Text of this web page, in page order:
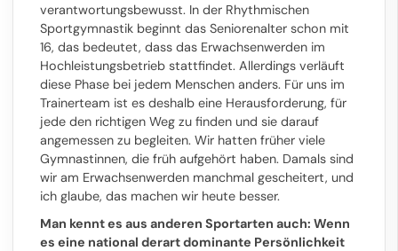
verantwortungsbewusst. In der Rhythmischen
Sportgymnastik beginnt das Seniorenalter schon mit
16, das bedeutet, dass das Erwachsenwerden im
Hochleistungsbetrieb stattfindet. Allerdings verläuft
diese Phase bei jedem Menschen anders. Für uns im
Trainerteam ist es deshalb eine Herausforderung, für
jede den richtigen Weg zu finden und sie darauf
angemessen zu begleiten. Wir hatten früher viele
Gymnastinnen, die früh aufgehört haben. Damals sind
wir am Erwachsenwerden manchmal gescheitert, und
ich glaube, das machen wir heute besser.
Man kennt es aus anderen Sportarten auch: Wenn
es eine national derart dominante Persönlichkeit